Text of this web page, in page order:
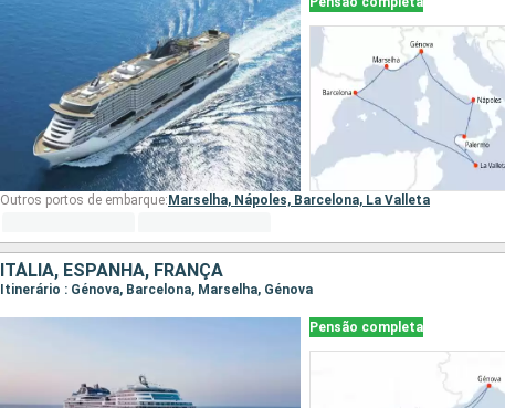
Outros portos de embarque: Marselha, Nápoles, Barcelona, La Valleta
ITÁLIA, ESPANHA, FRANÇA
Itinerário : Génova, Barcelona, Marselha, Génova
Pensão completa